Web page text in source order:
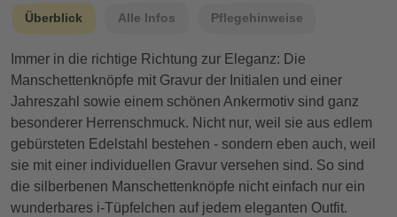
Überblick Alle Infos Pflegehinweise
Immer in die richtige Richtung zur Eleganz: Die
Manschettenknöpfe mit Gravur der Initialen und einer
Jahreszahl sowie einem schönen Ankermotiv sind ganz
besonderer Herrenschmuck. Nicht nur, weil sie aus edlem
gebürsteten Edelstahl bestehen - sondern eben auch, weil
sie mit einer individuellen Gravur versehen sind. So sind
die silberbenen Manschettenknöpfe nicht einfach nur ein
wunderbares i-Tüpfelchen auf jedem eleganten Outfit.